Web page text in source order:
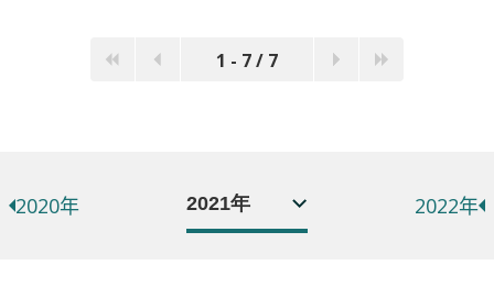
1 - 7 / 7
2020年 2022年